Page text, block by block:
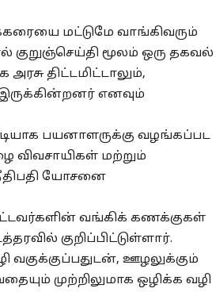
மட்டுமே வாங்கிவரும்
மூலம் ஒரு தகவல்
திட்டமிட்டாலும்,
எனவும்
பயனாளருக்கு வழங்கப்பட
விவசாயிகள் மற்றும்
யோசனை
வங்கிக் கணக்குகள்
குறிப்பிட்டுள்ளார்.
ஊழலுக்கும்
முற்றிலுமாக ஒழிக்க வழி